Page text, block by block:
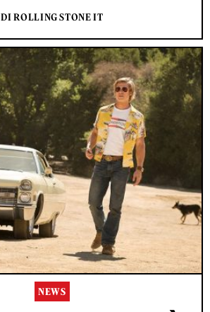
DI ROLLING STONE IT
NEWS